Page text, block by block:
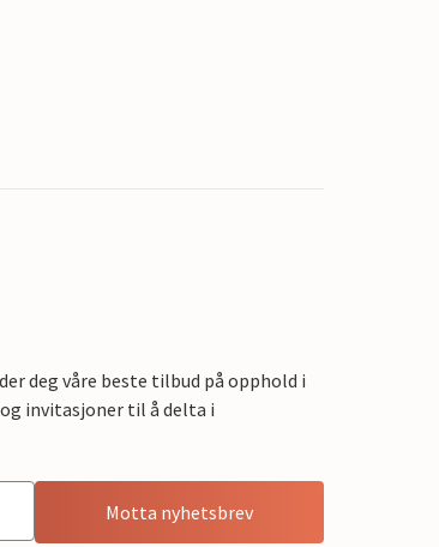
deg våre beste tilbud på opphold i
invitasjoner til å delta i
Motta nyhetsbrev